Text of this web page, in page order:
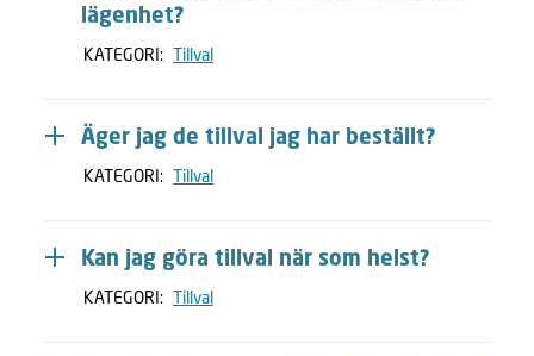
lägenhet?
KATEGORI: Tillval
Äger jag de tillval jag har beställt?
KATEGORI: Tillval
Kan jag göra tillval när som helst?
KATEGORI: Tillval